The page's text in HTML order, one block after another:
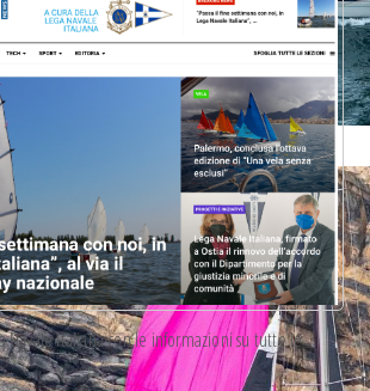
2023-05-18 at 19.24.55 8.jpeg
Navale Italiana con le informazioni su tutte le